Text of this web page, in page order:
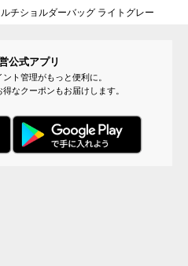
生地のアップ：【シーズン限
定カラー】アッシュグリーン
チショルダーバッグ ライトグレー
公式アプリ
ト管理がもっと便利に。
なクーポンもお届けします。